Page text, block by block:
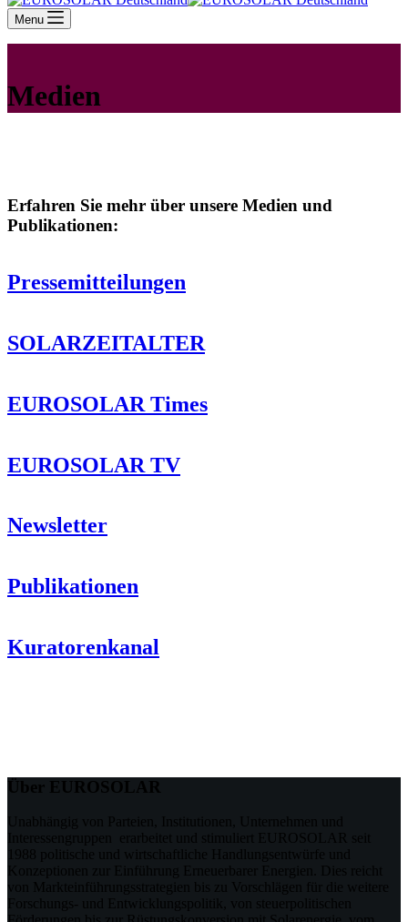
Menu
Medien
Erfahren Sie mehr über unsere Medien und
Publikationen:
Pressemitteilungen
SOLARZEITALTER
EUROSOLAR Times
EUROSOLAR TV
Newsletter
Publikationen
Kuratorenkanal
Über EUROSOLAR
Unabhängig von Parteien, Institutionen, Unternehmen und
Interessengruppen erarbeitet und stimuliert EUROSOLAR seit
1988 politische und wirtschaftliche Handlungsentwürfe und
Konzeptionen zur Einführung Erneuerbarer Energien. Dies reicht
von Markteinführungsstrategien bis zu Vorschlägen für die weitere
Forschungs- und Entwicklungspolitik, von steuerpolitischen